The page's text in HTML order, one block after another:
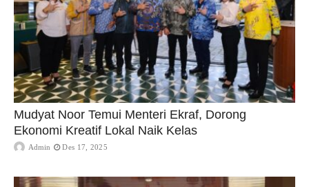
Mudyat Noor Temui Menteri Ekraf, Dorong
Ekonomi Kreatif Lokal Naik Kelas
Admin Des 17, 2025